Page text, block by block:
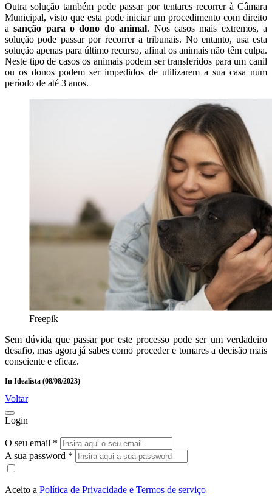
Outra solução também pode passar por tentares recorrer à Câmara
Municipal, visto que esta pode iniciar um procedimento com direito
a sanção para o dono do animal. Nos casos mais extremos, a
solução pode passar por recorrer a tribunais. No entanto, usa esta
solução apenas para último recurso, afinal os animais não têm culpa.
Neste tipo de casos os animais podem ser transferidos para um canil
ou os donos podem ser impedidos de utilizarem a sua casa num
período de até 3 anos.
Freepik
Sem dúvida que passar por este processo pode ser um verdadeiro
desafio, mas agora já sabes como proceder e tomares a decisão mais
consciente e eficaz.
In Idealista (08/08/2023)
Voltar
Login
O seu email *
A sua password *
Aceito a Política de Privacidade e Termos de serviço